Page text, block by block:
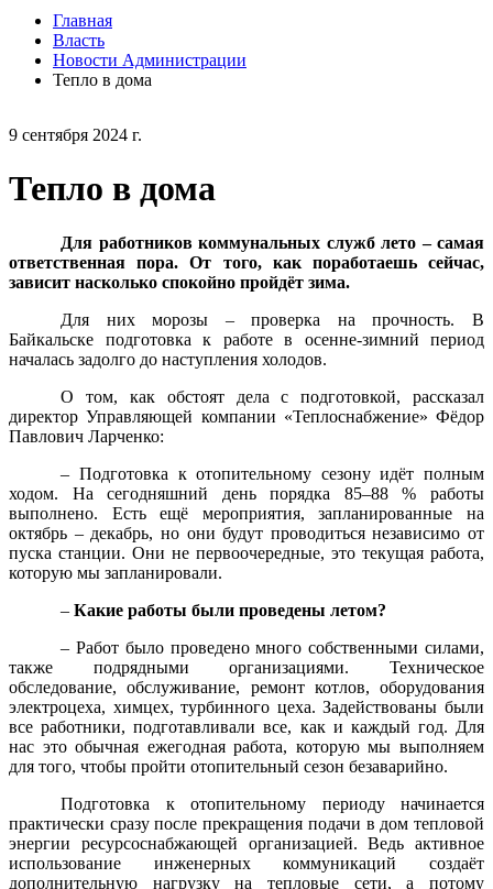
9 сентября 2024 г.
Тепло в дома
Для работников коммунальных служб лето – самая
ответственная пора. От того, как поработаешь сейчас,
зависит насколько спокойно пройдёт зима.
Для них морозы – проверка на прочность. В
Байкальске подготовка к работе в осенне-зимний период
началась задолго до наступления холодов.
О том, как обстоят дела с подготовкой, рассказал
директор Управляющей компании «Теплоснабжение» Фёдор
Павлович Ларченко:
– Подготовка к отопительному сезону идёт полным
ходом. На сегодняшний день порядка 85–88 % работы
выполнено. Есть ещё мероприятия, запланированные на
октябрь – декабрь, но они будут проводиться независимо от
пуска станции. Они не первоочередные, это текущая работа,
которую мы запланировали.
– Какие работы были проведены летом?
– Работ было проведено много собственными силами,
также подрядными организациями. Техническое
обследование, обслуживание, ремонт котлов, оборудования
электроцеха, химцех, турбинного цеха. Задействованы были
все работники, подготавливали все, как и каждый год. Для
нас это обычная ежегодная работа, которую мы выполняем
для того, чтобы пройти отопительный сезон безаварийно.
Подготовка к отопительному периоду начинается
практически сразу после прекращения подачи в дом тепловой
энергии ресурсоснабжающей организацией. Ведь активное
использование инженерных коммуникаций создаёт
дополнительную нагрузку на тепловые сети, а потому
Главная
Власть
Новости Администрации
Тепло в дома